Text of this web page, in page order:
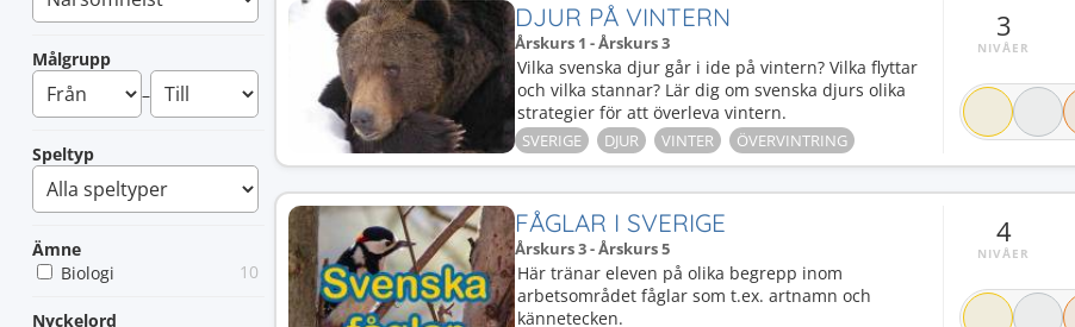
Målgrupp
–
Speltyp
Ämne
Biologi
10
Nyckelord
DJUR PÅ VINTERN
Årskurs 1 - Årskurs 3
Vilka svenska djur går i ide på vintern? Vilka flyttar
och vilka stannar? Lär dig om svenska djurs olika
strategier för att överleva vintern.
SVERIGE DJUR VINTER ÖVERVINTRING
3
NIVÅER
FÅGLAR I SVERIGE
Årskurs 3 - Årskurs 5
Här tränar eleven på olika begrepp inom
arbetsområdet fåglar som t.ex. artnamn och
kännetecken.
4
NIVÅER